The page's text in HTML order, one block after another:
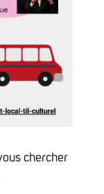
chercher